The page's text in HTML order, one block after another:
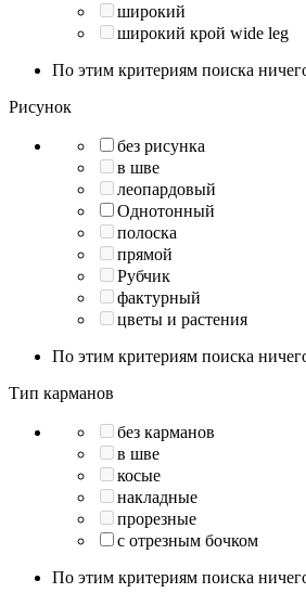
широкий
широкий крой wide leg
По этим критериям поиска
Рисунок
без рисунка
в шве
леопардовый
Однотонный
полоска
прямой
Рубчик
фактурный
цветы и растения
По этим критериям поиска
Тип карманов
без карманов
в шве
косые
накладные
прорезные
с отрезным бочком
По этим критериям поиска